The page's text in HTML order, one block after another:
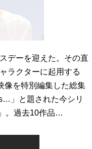
デーを迎えた。その直
ラクターに起用する
像を特別編集した総集
」と題された今シリ
。過去10作品…